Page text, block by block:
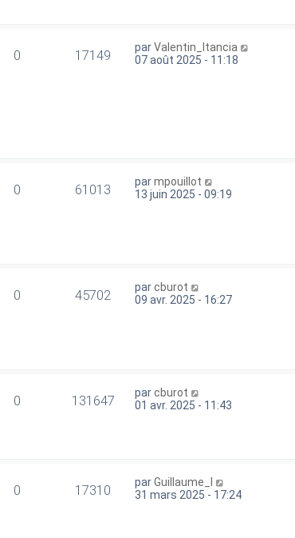
0 17149 parValentin_Itancia
07 août 2025 - 11:18
0 61013 parmpouillot
13 juin 2025 - 09:19
0 45702 parcburot
09 avr. 2025 - 16:27
0 131647 parcburot
01 avr. 2025 - 11:43
0 17310 parGuillaume_I
31 mars 2025 - 17:24